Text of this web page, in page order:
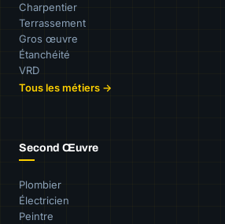
Charpentier
Terrassement
Gros œuvre
Étanchéité
VRD
Tous les métiers →
Second Œuvre
Plombier
Électricien
Peintre